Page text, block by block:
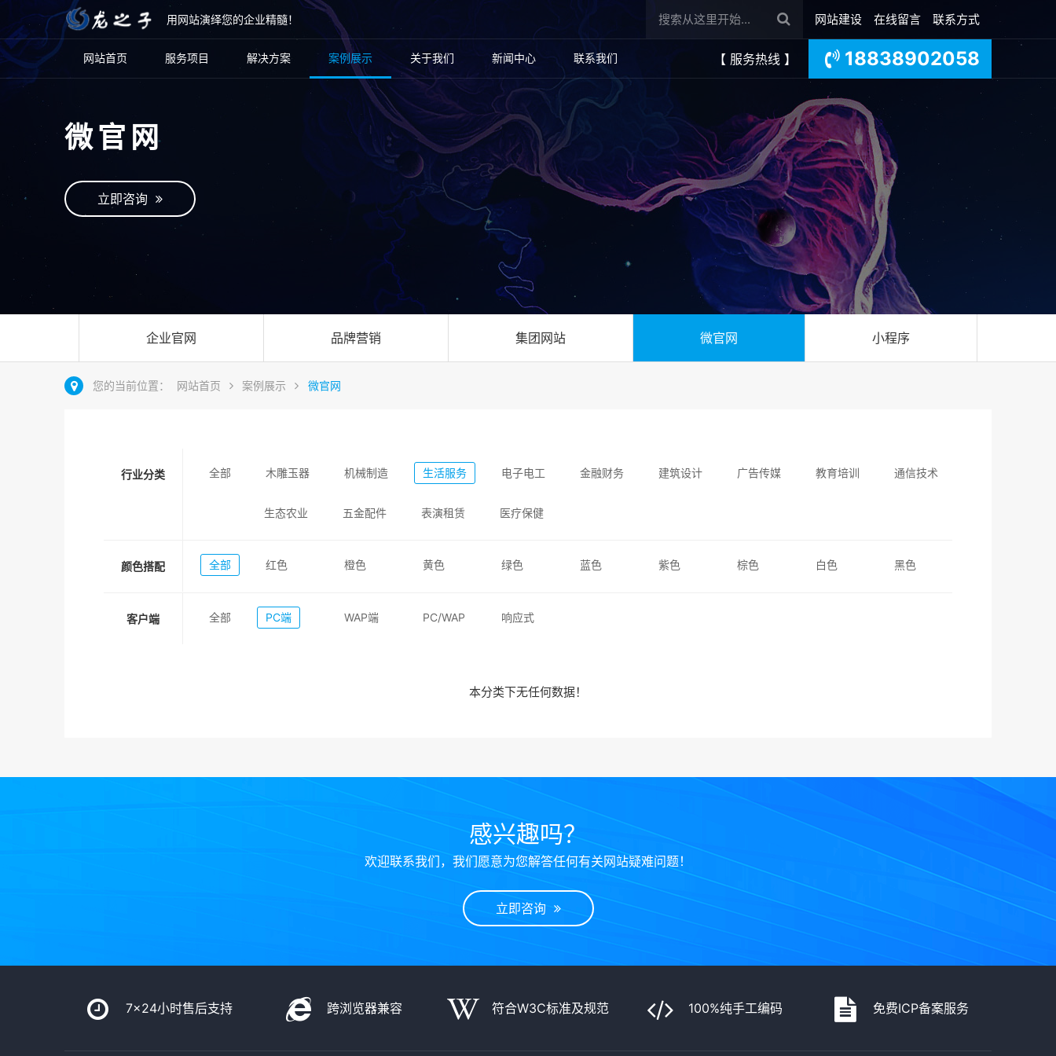
用网站演绎您的企业精髓！ 网站建设 在线留言 联系方式
网站首页 服务项目 解决方案 案例展示 关于我们 新闻中心 联系我们 【 服务热线 】 18838902058
微官网
立即咨询
企业官网 品牌营销 集团网站 微官网 小程序
您的当前位置： 网站首页 案例展示 微官网
行业分类 全部 木雕玉器 机械制造 生活服务 电子电工 金融财务 建筑设计 广告传媒 教育培训 通信技术
生态农业 五金配件 表演租赁 医疗保健
颜色搭配 全部 红色 橙色 黄色 绿色 蓝色 紫色 棕色 白色 黑色
客户端 全部 PC端 WAP端 PC/WAP 响应式
本分类下无任何数据！
感兴趣吗？
欢迎联系我们，我们愿意为您解答任何有关网站疑难问题！
立即咨询
7x24小时售后支持 跨浏览器兼容 符合W3C标准及规范 100%纯手工编码 免费ICP备案服务